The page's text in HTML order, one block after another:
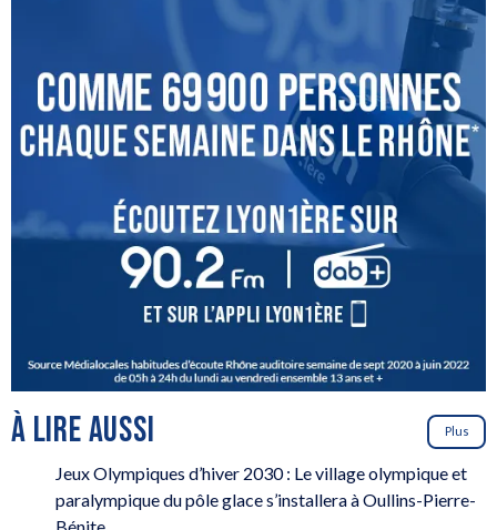
À LIRE AUSSI Plus
Jeux Olympiques d’hiver 2030 : Le village olympique et
paralympique du pôle glace s’installera à Oullins-Pierre-